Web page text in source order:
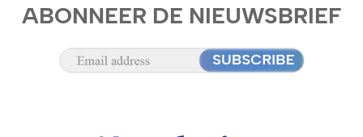
ABONNEER DE NIEUWSBRIEF